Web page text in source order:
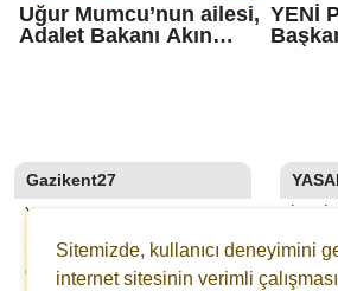
Uğur Mumcu’nun ailesi,
Adalet Bakanı Akın
YENİ
Gazikent27
YAZARLAR
SON DAKİKA
GALERİLER
YAYIN
Sitemizde, kullanıcı deneyimini
internet sitesinin verimli